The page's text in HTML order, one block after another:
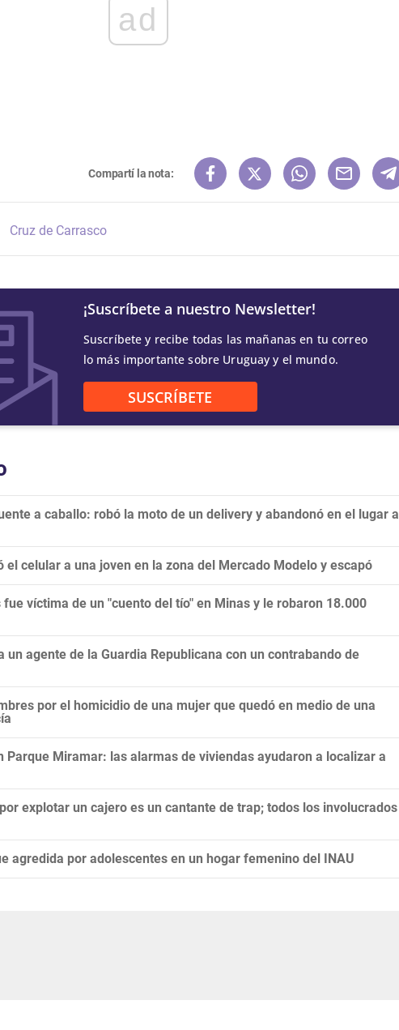
ad
Compartí la nota:
Cruz de Carrasco
¡Suscríbete a nuestro Newsletter!
Suscríbete y recibe todas las mañanas en tu correo
lo más importante sobre Uruguay y el mundo.
SUSCRÍBETE
a caballo: robó la moto de un delivery y abandonó en el lugar a
el celular a una joven en la zona del Mercado Modelo y escapó
víctima de un "cuento del tío" en Minas y le robaron 18.000
un agente de la Guardia Republicana con un contrabando de
por el homicidio de una mujer que quedó en medio de una
Parque Miramar: las alarmas de viviendas ayudaron a localizar a
explotar un cajero es un cantante de trap; todos los involucrados
agredida por adolescentes en un hogar femenino del INAU